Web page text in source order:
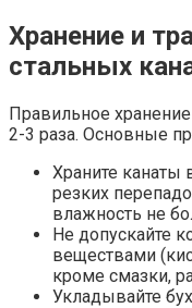
Хранение и
стальных
Правильное
2-3 раза. Основные
Храните канаты
резких
влажность не
Не допускайте
веществами
кроме смазки,
Укладывайте